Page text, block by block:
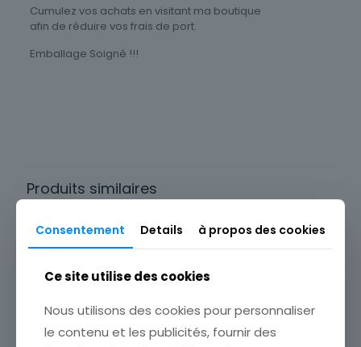
Cumulez vos achats en visitant ma boutique
afin de réduire vos frais de port.
Emballage Soigné !!!
Produits similaires
Consentement Details à propos des cookies
Ce site utilise des cookies
Nous utilisons des cookies pour personnaliser
le contenu et les publicités, fournir des